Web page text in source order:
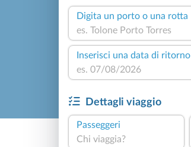
Digita un porto o una rotta
Inserisci una data di ritorno
Dettagli viaggio
Passeggeri
Chi viaggia?